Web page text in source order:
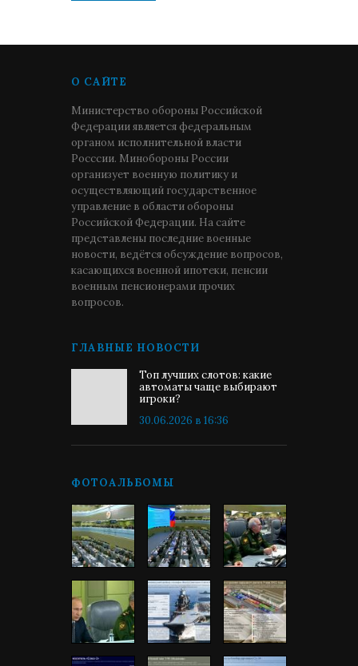
О САЙТЕ
Министерство обороны Российской
Федерации является федеральным
органом исполнительной власти
Росссии. Минобороны России
организует военную политику и
осуществляющий государственное
управление в области обороны
Российской Федерации. На сайте
представлены последние военные
новости, ведётся обсуждение вопросов,
касающихся военной ипотеки, пенсии
военным пенсионерами прочих
вопросов.
ГЛАВНЫЕ НОВОСТИ
Топ лучших слотов: какие
автоматы чаще выбирают
игроки?
30.06.2026 в 16:36
ФОТОАЛЬБОМЫ